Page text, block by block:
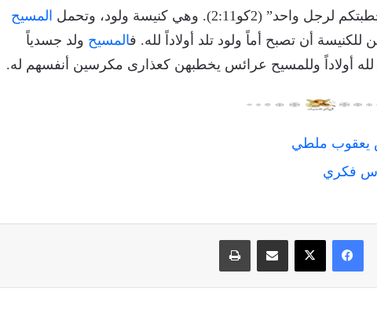
وهي كنيسة ولود، وتحمل
المسيح
أن تصبح أماً ولود تلد أولاداً لله. فالمسيح ولد جسدياً
لله أولاداً وللمسيح عرائس يخطبهن كعذارى مكرسين أنفسهم له.
فيسبوك‫X مشاركة عبر البريد طباعة